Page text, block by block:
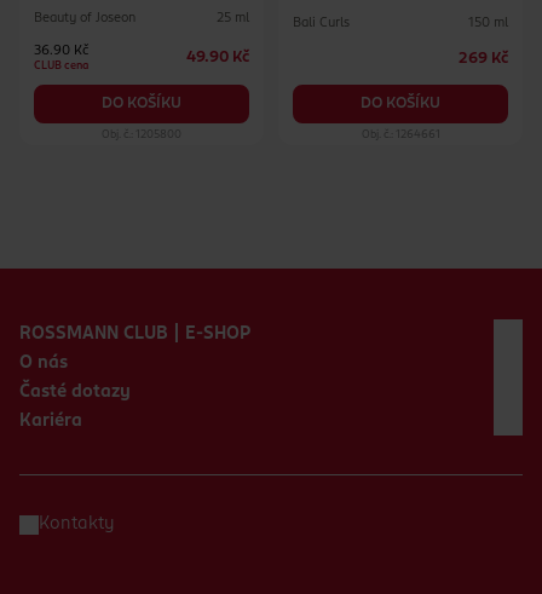
Beauty of Joseon 25 ml
36.90 Kč
CLUB cena
49.90 Kč
DO KOŠÍKU
Obj. č.: 1205800
Bali Curls 150 ml
269 Kč
DO KOŠÍKU
Obj. č.: 1264661
ROSSMANN CLUB | E-SHOP
O nás
Časté dotazy
Kariéra
Kontakty